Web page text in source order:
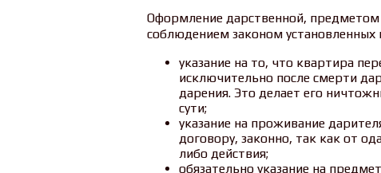
Оформление дарственной, предметом
соблюдением законом установленных
указание на то, что квартира
исключительно после смерти
дарения. Это делает его
сути;
указание на проживание
договору, законно, так как от
либо действия;
обязательно указание на